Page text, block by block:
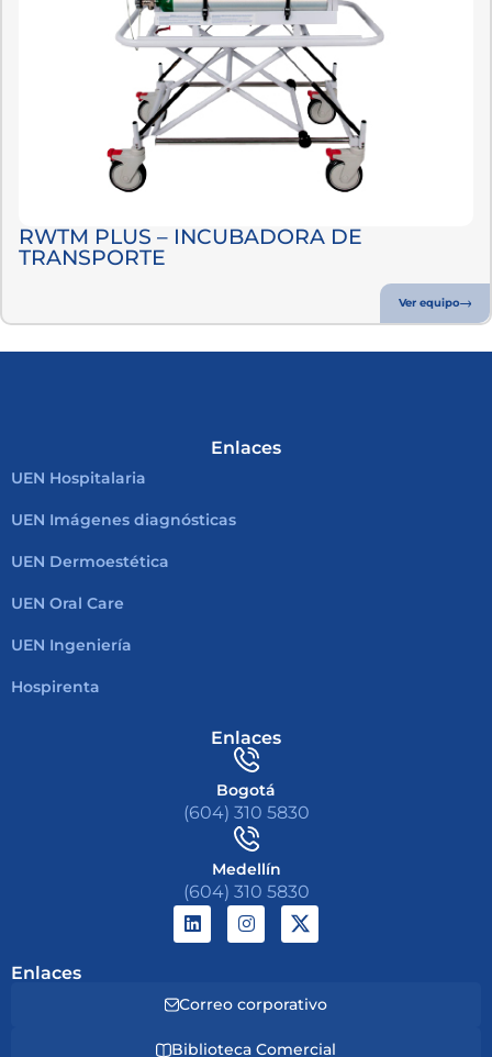
RWTM PLUS – INCUBADORA DE
TRANSPORTE
Ver equipo
Enlaces
UEN Hospitalaria
UEN Imágenes diagnósticas
UEN Dermoestética
UEN Oral Care
UEN Ingeniería
Hospirenta
Enlaces
Bogotá
(604) 310 5830
Medellín
(604) 310 5830
Enlaces
Correo corporativo
Biblioteca Comercial